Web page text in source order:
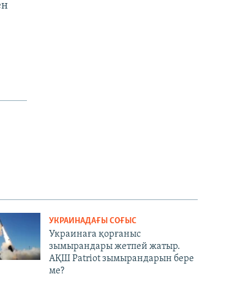
УКРАИНАДАҒЫ СОҒЫС
Украинаға қорғаныс
зымырандары жетпей жатыр.
АҚШ Patriot зымырандарын бере
ме?